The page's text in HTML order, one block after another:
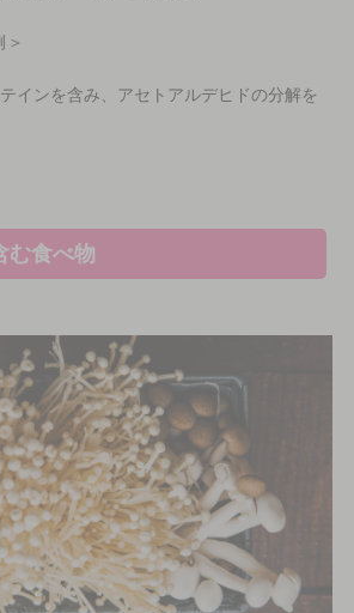
＞
インを含み、アセトアルデヒドの分解を
む食べ物